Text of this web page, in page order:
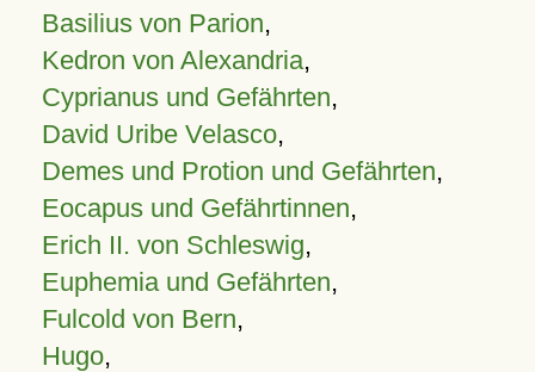
Basilius von Parion,
Kedron von Alexandria,
Cyprianus und Gefährten,
David Uribe Velasco,
Demes und Protion und Gefährten,
Eocapus und Gefährtinnen,
Erich II. von Schleswig,
Euphemia und Gefährten,
Fulcold von Bern,
Hugo,